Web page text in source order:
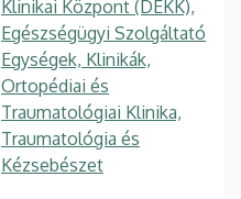
Klinikai Központ (DEKK),
Egészségügyi Szolgáltató
Egységek, Klinikák,
Ortopédiai és
Traumatológiai Klinika,
Traumatológia és
Kézsebészet